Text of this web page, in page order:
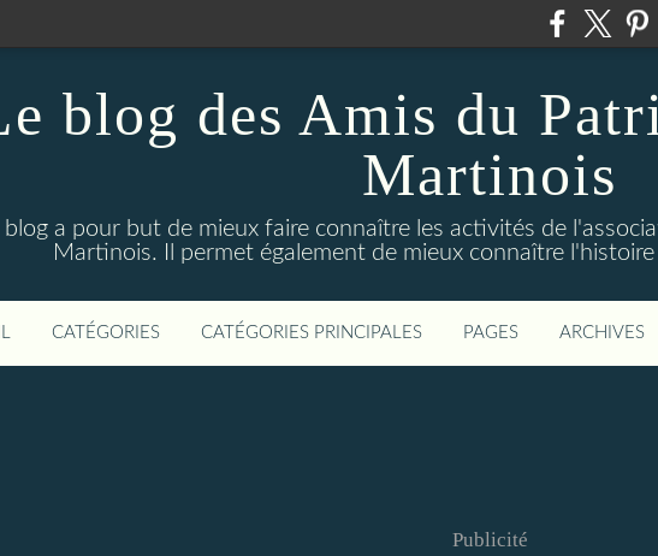
blog des Amis du
Martinois
blog a pour but de mieux faire connaître les activités de
Martinois. Il permet également de mieux connaître
CATÉGORIES CATÉGORIES PRINCIPALES PAGES ARCHIVES
Publicité